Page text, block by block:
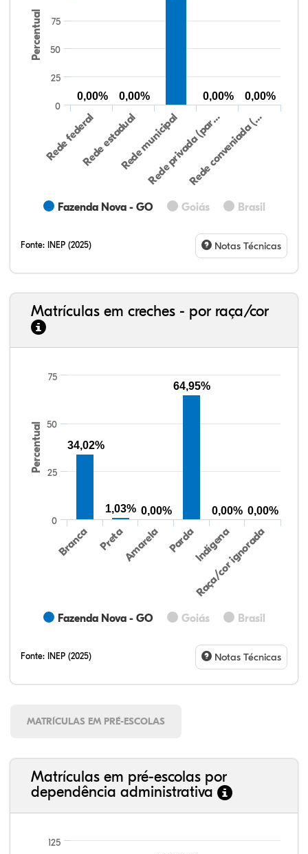
Percentual
Fazenda Nova - GO Goiás Brasil
Rede federalRede estadualRede municipal
Rede privada (par…Rede conveniada (…
0
25
50
75
0,00% 0,00% 0,00% 0,00%
Fonte: INEP (2025) Notas Técnicas
Matrículas em creches - por raça/cor
Percentual
Fazenda Nova - GO Goiás Brasil
Branca PretaAmarela PardaIndígena
Raça/cor ignorada
0
25
50
75
34,02%
1,03% 0,00%
64,95%
0,00% 0,00%
Fonte: INEP (2025) Notas Técnicas
MATRÍCULAS EM PRÉ-ESCOLAS
Matrículas em pré-escolas por
dependência administrativa
125